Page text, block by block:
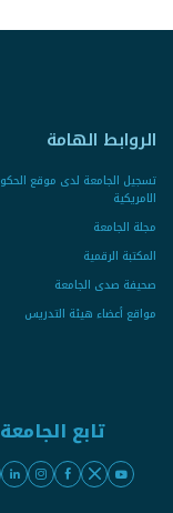
الروابط الهامة
تسجيل الجامعة لدى موقع
الامريكية
مجلة الجامعة
المكتبة الرقمية
صحيفة صدى الجامعة
مواقع أعضاء هيئة التدريس
تابع الجامعة